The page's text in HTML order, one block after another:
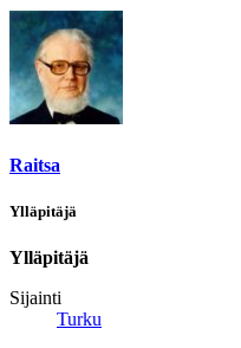
Raitsa
Ylläpitäjä
Ylläpitäjä
Sijainti
Turku